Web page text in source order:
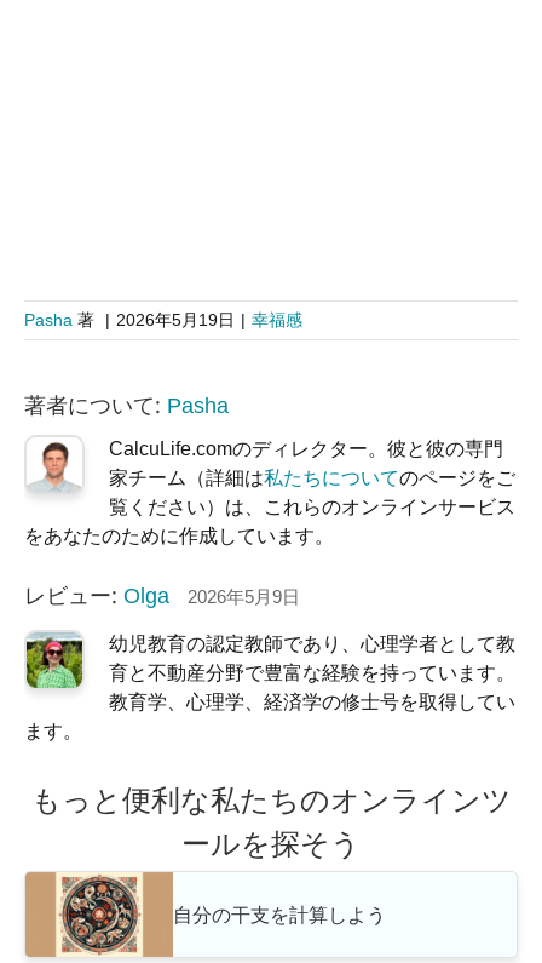
Pasha 著 | 2026年5月19日 | 幸福感
著者について: Pasha
CalcuLife.comのディレクター。彼と彼の専門
家チーム（詳細は私たちについてのページをご
覧ください）は、これらのオンラインサービス
をあなたのために作成しています。
レビュー: Olga 2026年5月9日
幼児教育の認定教師であり、心理学者として教
育と不動産分野で豊富な経験を持っています。
教育学、心理学、経済学の修士号を取得してい
ます。
もっと便利な私たちのオンラインツ
ールを探そう
自分の干支を計算しよう